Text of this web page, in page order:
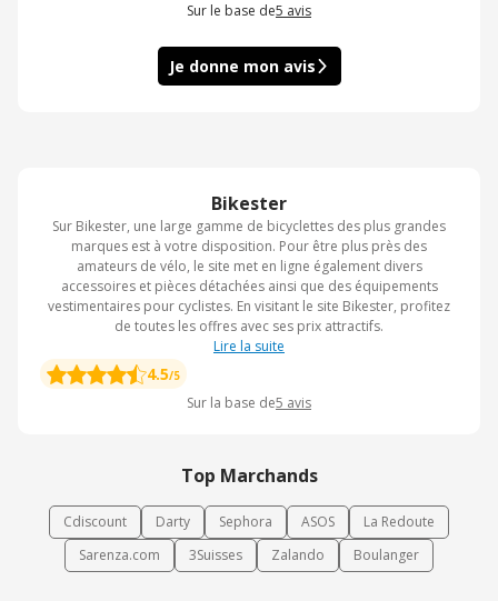
Bikester
Sur Bikester, une large gamme de bicyclettes des plus grandes
marques est à votre disposition. Pour être plus près des
amateurs de vélo, le site met en ligne également divers
accessoires et pièces détachées ainsi que des équipements
vestimentaires pour cyclistes. En visitant le site Bikester, profitez
de toutes les offres avec ses prix attractifs.
Lire la suite
4.5/5
Sur la base de5 avis
Top Marchands
Cdiscount Darty Sephora ASOS
La Redoute
Sarenza.com
3Suisses Zalando Boulanger
Sur le base de5 avis
Je donne mon avis